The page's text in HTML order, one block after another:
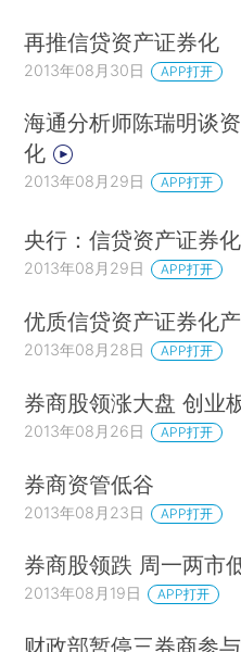
再推信贷资产证券化
2013年08月30日 APP打开
海通分析师陈瑞明谈
化
2013年08月29日 APP打开
央行：信贷资产证券
2013年08月29日 APP打开
优质信贷资产证券化
2013年08月28日 APP打开
券商股领涨大盘 创业
2013年08月26日 APP打开
券商资管低谷
2013年08月23日 APP打开
券商股领跌 周一两市
2013年08月19日 APP打开
财政部暂停三券商参